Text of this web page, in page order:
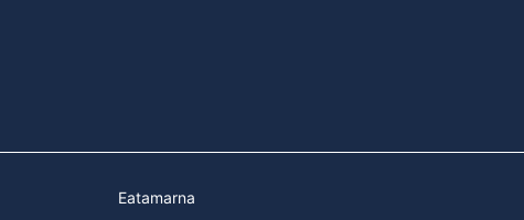
Eatamarna